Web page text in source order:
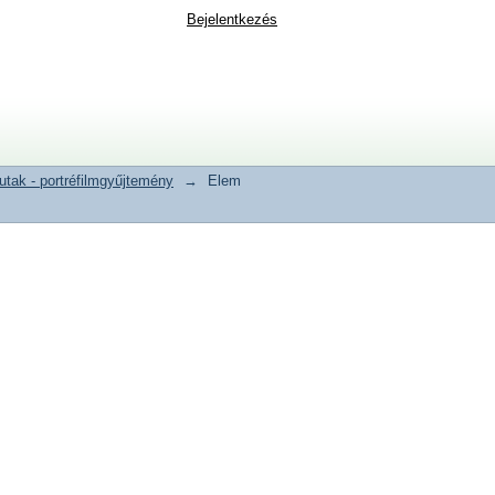
Bejelentkezés
- portréfilmgyűjtemény →
Elem